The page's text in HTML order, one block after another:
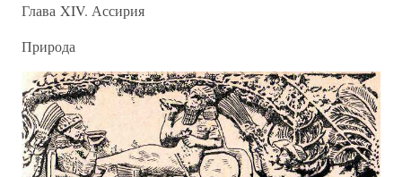
Глава XIV. Ассирия
Природа